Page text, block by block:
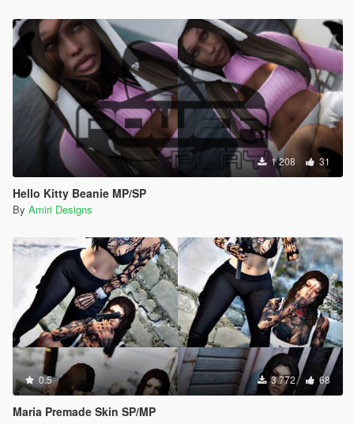
1 208 31
Hello Kitty Beanie MP/SP
By Amiri Designs
0.5 3 772 68
Maria Premade Skin SP/MP